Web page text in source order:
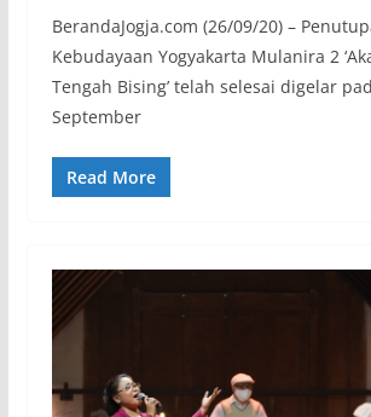
BerandaJogja.com (26/09/20) –
Kebudayaan Yogyakarta Mulanira 2
Tengah Bising’ telah selesai digelar
September
Read More